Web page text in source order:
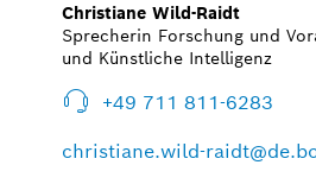
Christiane Wild-Raidt
Sprecherin Forschung und
und Künstliche Intelligenz
+49 711 811-6283
christiane.wild-